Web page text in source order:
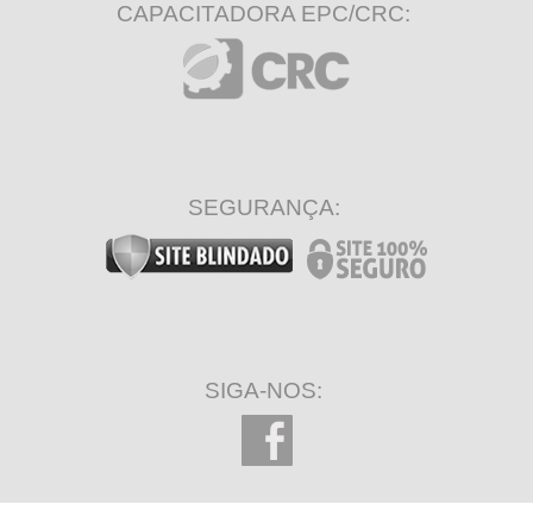
CAPACITADORA EPC/CRC:
SEGURANÇA:
SIGA-NOS: